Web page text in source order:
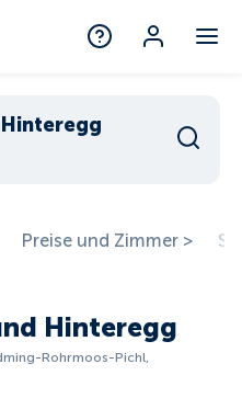
Preise und Zimmer >
Hinteregg
Rohrmoos-Pichl,